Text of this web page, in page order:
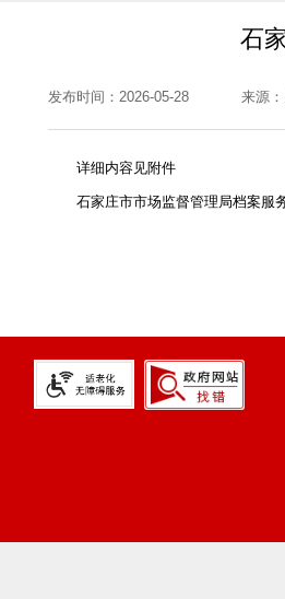
石
发布时间：2026-05-28 来源：
详细内容见附件
石家庄市市场监督管理局档案服